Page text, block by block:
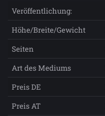
Veröffentlichung:
Höhe/Breite/Gewicht
Seiten
Art des Mediums
Preis DE
Preis AT